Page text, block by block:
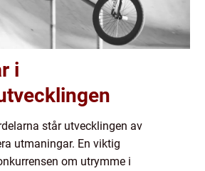
i
står utvecklingen av
utmaningar. En viktig
om utrymme i